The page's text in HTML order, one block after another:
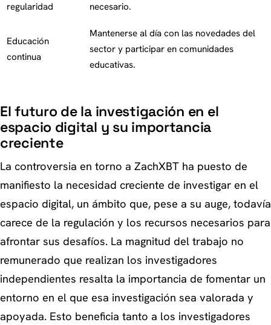
regularidad necesario.
Educación
continua
Mantenerse al día con las novedades del
sector y participar en comunidades
educativas.
El futuro de la investigación en el
espacio digital y su importancia
creciente
La controversia en torno a ZachXBT ha puesto de
manifiesto la necesidad creciente de investigar en el
espacio digital, un ámbito que, pese a su auge, todavía
carece de la regulación y los recursos necesarios para
afrontar sus desafíos. La magnitud del trabajo no
remunerado que realizan los investigadores
independientes resalta la importancia de fomentar un
entorno en el que esa investigación sea valorada y
apoyada. Esto beneficia tanto a los investigadores